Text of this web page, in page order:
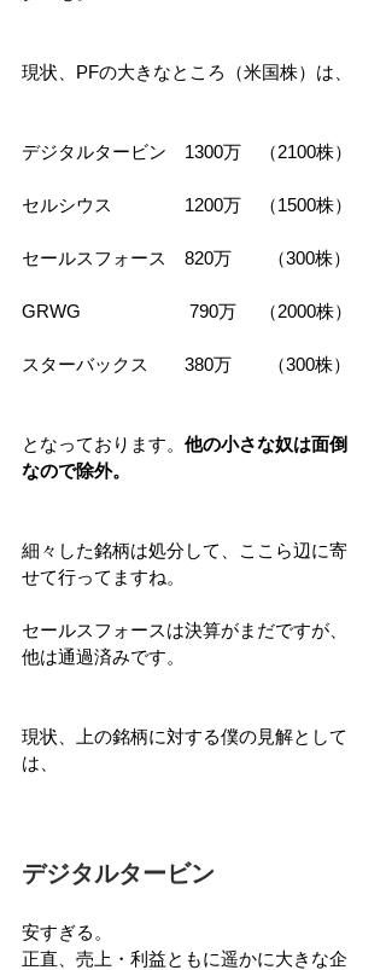
現状、PFの大きなところ（米国株）は、
デジタルタービン　1300万　（2100株）
セルシウス　　　　1200万　（1500株）
セールスフォース　820万　　（300株）
GRWG　　　　　　790万 　（2000株）
スターバックス　　380万　　（300株）
となっております。 他の小さな奴は面倒
なので除外。
細々した銘柄は処分して、ここら辺に寄
せて行ってますね。
セールスフォースは決算がまだですが、
他は通過済みです。
現状、上の銘柄に対する僕の見解として
は、
デジタルタービン
安すぎる。
正直、売上・利益ともに遥かに大きな企